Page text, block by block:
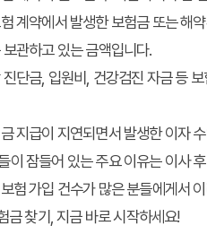
계약에서 발생한 보험금 또는 해
관하고 있는 금액입니다.
진단금, 입원비, 건강검진 자금 등
지급이 지연되면서 발생한 이자
이 잠들어 있는 주요 이유는 이사
험 가입 건수가 많은 분들에게서
금 찾기, 지금 바로 시작하세요!